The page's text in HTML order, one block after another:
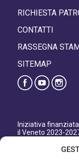
RICHIESTA
CONTATTI
RASSEGNA
SITEMAP
Iniziativa
il Veneto 2023-
Organismo